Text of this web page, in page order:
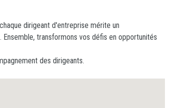
dirigeant d'entreprise mérite un
transformons vos défis en opportunités
des dirigeants.